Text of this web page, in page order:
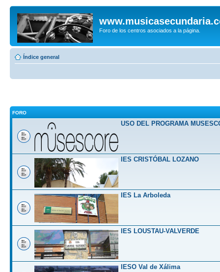
Foro de los centros asociados a la página.
Índice general
FORO
USO DEL PROGRAMA
IES CRISTÓBAL LOZANO
IES La Arboleda
IES LOUSTAU-VALVERDE
IESO Val de Xálima